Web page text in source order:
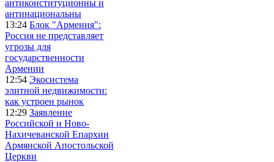
антиконституционны и
антинациональны
13:24 Блок "Армения":
Россия не представляет
угрозы для
государственности
Армении
12:54 Экосистема
элитной недвижимости:
как устроен рынок
12:29 Заявление
Российской и Ново-
Нахичеванской Епархии
Армянской Апостольской
Церкви